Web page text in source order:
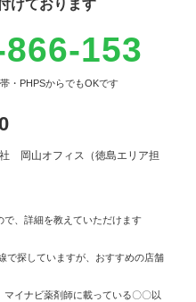
けております
153
・PHPSからでもOKです
岡山オフィス（徳島エリア担
で、詳細を教えていただけます
で探していますが、おすすめの店舗
マイナビ薬剤師に載っている〇〇以